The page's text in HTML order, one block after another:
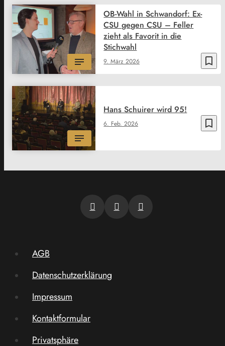
bookmark_border
9. März 2026
OB-Wahl in Schwandorf: Ex-
CSU gegen CSU – Feller
zieht als Favorit in die
Stichwahl
bookmark_border
6. Feb. 2026
Hans Schuirer wird 95!
AGB
Datenschutzerklärung
Impressum
Kontaktformular
Privatsphäre